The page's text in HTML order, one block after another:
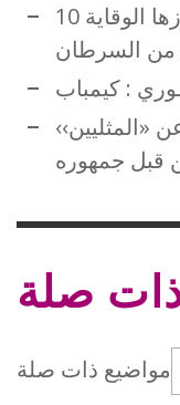
10 فوائد للكركم على صحتك « أبرزها الوقاية
«المثليين››
قبل جمهوره
صلة
مواضيع ذات صلة